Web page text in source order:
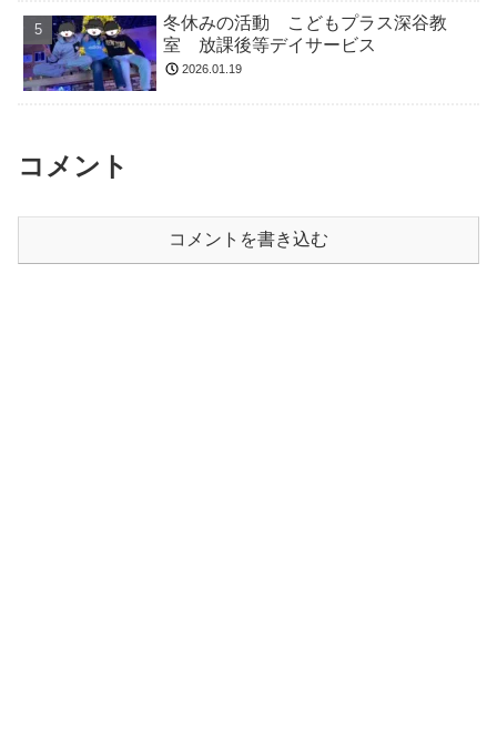
冬休みの活動 こどもプラス深谷教
室 放課後等デイサービス
2026.01.19
コメント
コメントを書き込む